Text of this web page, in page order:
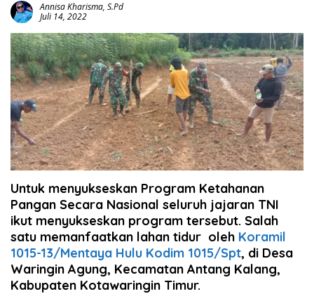
Annisa Kharisma, S.Pd
Juli 14, 2022
Untuk menyukseskan Program Ketahanan
Pangan Secara Nasional seluruh jajaran TNI
ikut menyukseskan program tersebut. Salah
satu memanfaatkan lahan tidur oleh Koramil
1015-13/Mentaya Hulu Kodim 1015/Spt, di Desa
Waringin Agung, Kecamatan Antang Kalang,
Kabupaten Kotawaringin Timur.